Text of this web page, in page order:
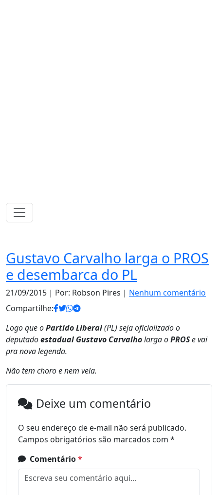
Gustavo Carvalho larga o PROS
e desembarca do PL
21/09/2015 | Por: Robson Pires | Nenhum comentário
Compartilhe:
Logo que oPartido Liberal(PL) seja oficializado o
deputadoestadual Gustavo Carvalholarga oPROSe vai
pra nova legenda.
Não tem choro e nem vela.
Deixe um comentário
O seu endereço de e-mail não será publicado.
Campos obrigatórios são marcados com *
Comentário*